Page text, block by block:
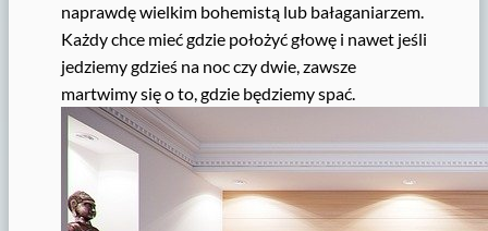
naprawdę wielkim bohemistą lub bałaganiarzem.
Każdy chce mieć gdzie położyć głowę i nawet jeśli
jedziemy gdzieś na noc czy dwie, zawsze
martwimy się o to, gdzie będziemy spać.